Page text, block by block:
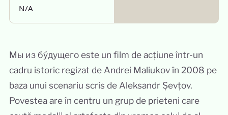
N/A
Мы из бу́дущего este un film de acțiune într-un
cadru istoric regizat de Andrei Maliukov în 2008 pe
baza unui scenariu scris de Aleksandr Șevțov.
Povestea are în centru un grup de prieteni care